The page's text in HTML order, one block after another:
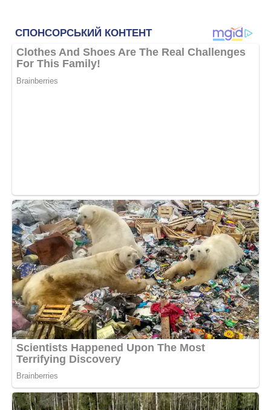
Фото ілюстративне, з вільних джерел, wallpapers-fenix.eu
Сподобалася стаття? Поділіться з друзями на
Facebook!